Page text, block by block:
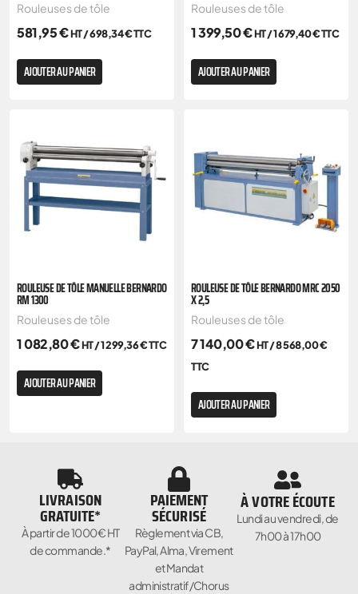
Rouleuses de tôle
581,95€HT /698,34€TTC
AJOUTER AU PANIER
Rouleuses de tôle
1 399,50€HT /1 679,40€TTC
AJOUTER AU PANIER
ROULEUSE DE TÔLE MANUELLE BERNARDO
RM 1300
Rouleuses de tôle
1 082,80€HT /1 299,36€TTC
AJOUTER AU PANIER
ROULEUSE DE TÔLE BERNARDO MRC 2050
X 2,5
Rouleuses de tôle
7 140,00€HT /8 568,00€
TTC
AJOUTER AU PANIER
LIVRAISON
GRATUITE*
À partir de 1000€ HT
de commande.*
PAIEMENT
SÉCURISÉ
Règlement via CB,
PayPal, Alma, Virement
et Mandat
administratif/Chorus
À VOTRE ÉCOUTE
Lundi au vendredi, de
7h00 à 17h00